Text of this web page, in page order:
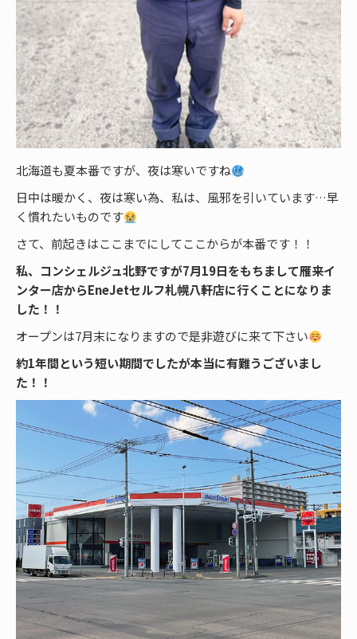
北海道も夏本番ですが、夜は寒いですね
日中は暖かく、夜は寒い為、私は、風邪を引いています…早
く慣れたいものです
さて、前起きはここまでにしてここからが本番です！！
私、コンシェルジュ北野ですが7月19日をもちまして雁来イ
ンター店からEneJetセルフ札幌八軒店に行くことになりま
した！！
オープンは7月末になりますので是非遊びに来て下さい
約1年間という短い期間でしたが本当に有難うございまし
た！！